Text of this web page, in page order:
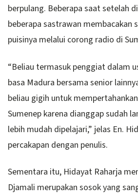
berpulang. Beberapa saat setelah
beberapa sastrawan membacakan
puisinya melalui corong radio di
“Beliau termasuk penggiat dalam
basa Madura bersama senior
beliau gigih untuk
Sumenep karena dianggap sudah
lebih mudah dipelajari,” jelas En.
percakapan dengan penulis.
Sementara itu, Hidayat Raharja
Djamali merupakan sosok yang